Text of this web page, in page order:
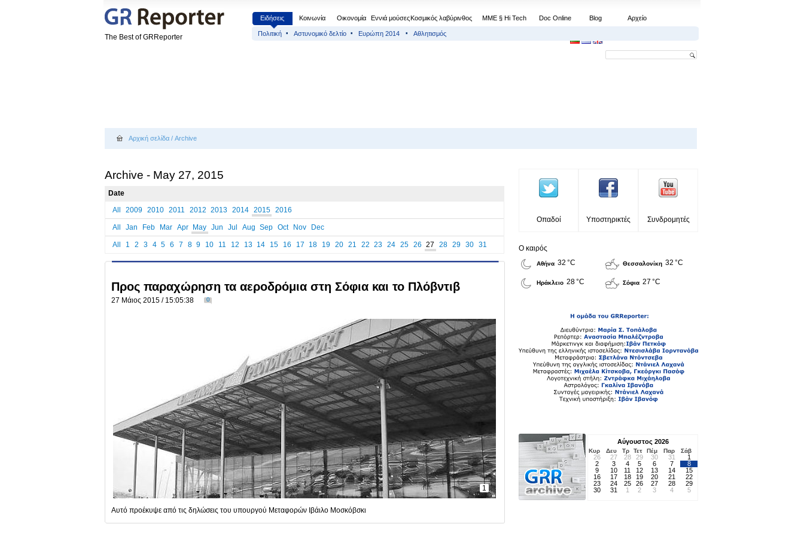
The Best of GRReporter
Ειδήσεις Κοινωνία Οικονομία Εννιά μούσεςΚοσμικός λαβύρινθος МΜΕ § Hi Tech Doc Online Blog Αρχείο
Πολιτική Αστυνομικό δελτίο Ευρώπη 2014 Αθλητισμός
Αρχική σελίδα / Archive
Archive - May 27, 2015
Date
All
2009 2010 2011 2012 2013 2014 2015 2016
All Jan Feb Mar Apr May Jun Jul Aug Sep Oct Nov Dec
All 1 2 3 4 5 6 7 8 9 10 11 12 13 14 15 16 17 18 19 20 21 22 23 24 25 26 27 28 29 30 31
Προς παραχώρηση τα αεροδρόμια στη Σόφια και το Πλόβντιβ
27 Μάιος 2015 / 15:05:38 0
1
Αυτό προέκυψε από τις δηλώσεις του υπουργού Μεταφορών Ιβάιλο Μοσκόβσκι
Οπαδοί Υποστηρικτές Συνδρομητές
Ο καιρός
Αθήνα 32 °C Θεσσαλονίκη 32 °C
Ηράκλειο 28 °C Σόφια 27 °C
Αύγουστος 2026
Κυρ Δευ Τρ Τετ Πέμ Παρ Σάβ
26 27 28 29 30 31
1
2
3 4 5 6 7
8
9
10 11 12 13 14
15
16
17 18 19 20 21
22
23
24 25 26 27 28
29
30
31 1 2 3 4 5